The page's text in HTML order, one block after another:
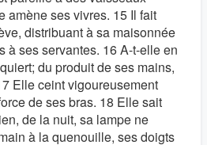
amène ses vivres. 15 Il fait
distribuant à sa maisonnée
à ses servantes. 16 A-t-elle en
du produit de ses mains,
Elle ceint vigoureusement
de ses bras. 18 Elle sait
de la nuit, sa lampe ne
à la quenouille, ses doigts